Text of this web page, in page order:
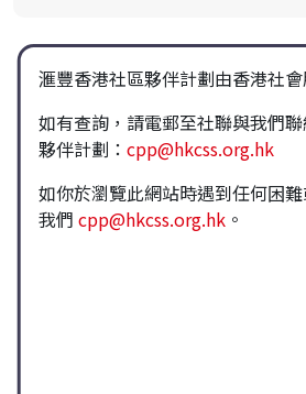
滙豐香港社區夥伴計劃由香港社
如有查詢，請電郵至社聯與我們
夥伴計劃： cpp@hkcss.org.hk
如你於瀏覽此網站時遇到任何困
我們 cpp@hkcss.org.hk。